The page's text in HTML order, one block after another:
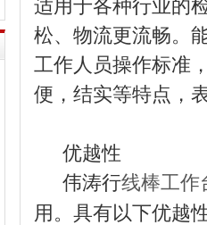
适用于各种行业的
松、物流更流畅。
工作人员操作标准
便，结实等特点，
优越性
伟涛行线棒工作
用。具有以下优越